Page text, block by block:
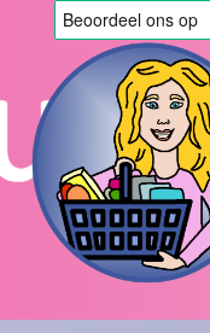
door
naar
navigatie
de
inhoud
Home